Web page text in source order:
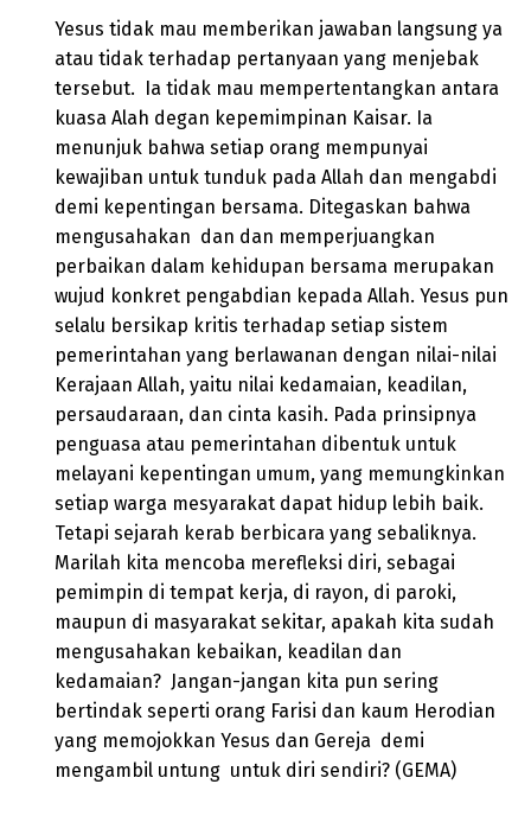
Yesus tidak mau memberikan jawaban langsung ya
atau tidak terhadap pertanyaan yang menjebak
tersebut. Ia tidak mau mempertentangkan antara
kuasa Alah degan kepemimpinan Kaisar. Ia
menunjuk bahwa setiap orang mempunyai
kewajiban untuk tunduk pada Allah dan mengabdi
demi kepentingan bersama. Ditegaskan bahwa
mengusahakan dan dan memperjuangkan
perbaikan dalam kehidupan bersama merupakan
wujud konkret pengabdian kepada Allah. Yesus pun
selalu bersikap kritis terhadap setiap sistem
pemerintahan yang berlawanan dengan nilai-nilai
Kerajaan Allah, yaitu nilai kedamaian, keadilan,
persaudaraan, dan cinta kasih. Pada prinsipnya
penguasa atau pemerintahan dibentuk untuk
melayani kepentingan umum, yang memungkinkan
setiap warga mesyarakat dapat hidup lebih baik.
Tetapi sejarah kerab berbicara yang sebaliknya.
Marilah kita mencoba merefleksi diri, sebagai
pemimpin di tempat kerja, di rayon, di paroki,
maupun di masyarakat sekitar, apakah kita sudah
mengusahakan kebaikan, keadilan dan
kedamaian? Jangan-jangan kita pun sering
bertindak seperti orang Farisi dan kaum Herodian
yang memojokkan Yesus dan Gereja demi
mengambil untung untuk diri sendiri? (GEMA)
Skip back to main navigation